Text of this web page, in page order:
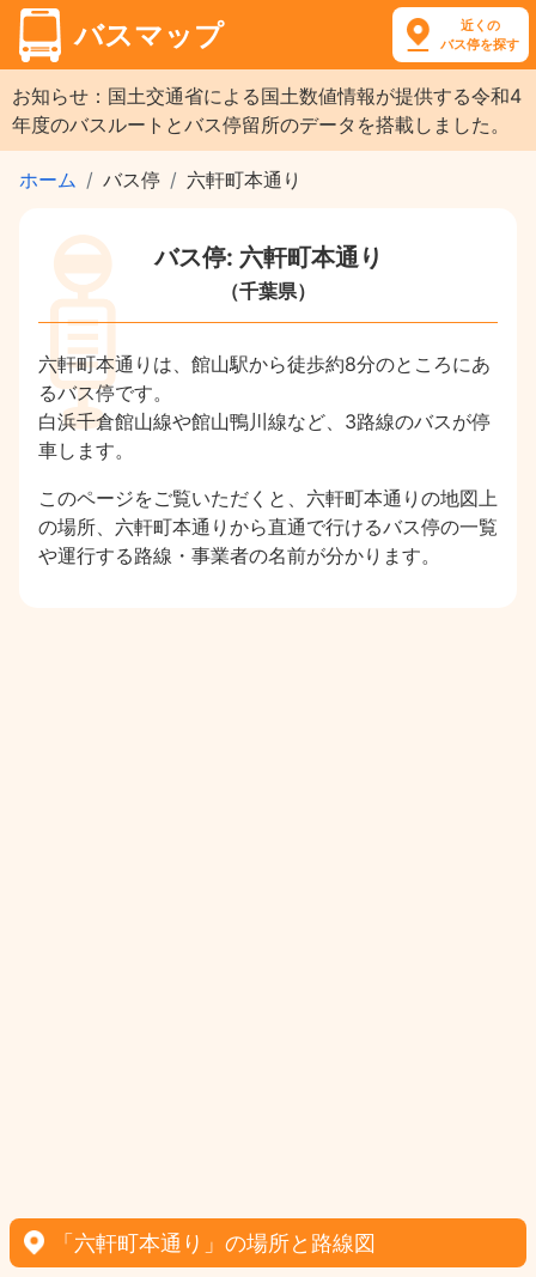
バスマップ
近くの
バス停を探す
お知らせ：国土交通省による国土数値情報が提供する令和4
年度のバスルートとバス停留所のデータを搭載しました。
ホーム バス停 六軒町本通り
バス停: 六軒町本通り
（千葉県）
六軒町本通りは、館山駅から徒歩約8分のところにあ
るバス停です。
白浜千倉館山線や館山鴨川線など、3路線のバスが停
車します。
このページをご覧いただくと、六軒町本通りの地図上
の場所、六軒町本通りから直通で行けるバス停の一覧
や運行する路線・事業者の名前が分かります。
「六軒町本通り」の場所と路線図